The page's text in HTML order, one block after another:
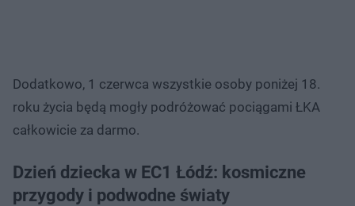
Dodatkowo, 1 czerwca wszystkie osoby poniżej 18.
roku życia będą mogły podróżować pociągami ŁKA
całkowicie za darmo.
Dzień dziecka w EC1 Łódź: kosmiczne
przygody i podwodne światy